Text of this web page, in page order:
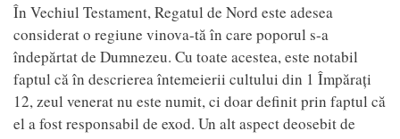
În Vechiul Testament, Regatul de Nord este adesea
considerat o regiune vinova-tă în care poporul s-a
îndepărtat de Dumnezeu. Cu toate acestea, este notabil
faptul că în descrierea întemeierii cultului din 1 Împărați
12, zeul venerat nu este numit, ci doar definit prin faptul că
el a fost responsabil de exod. Un alt aspect deosebit de